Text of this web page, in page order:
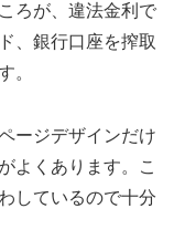
ろが、違法金利で
、銀行口座を搾取
。
ージデザインだけ
よくあります。こ
しているので十分